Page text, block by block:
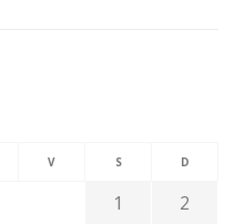
V S D
1
2